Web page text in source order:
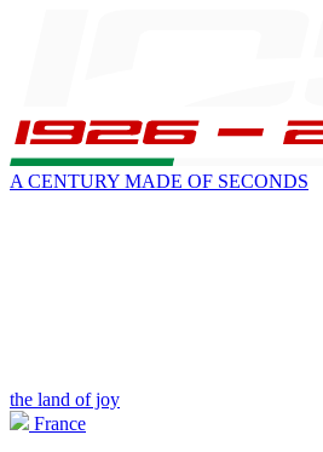
A CENTURY MADE OF SECONDS
the land of joy
France